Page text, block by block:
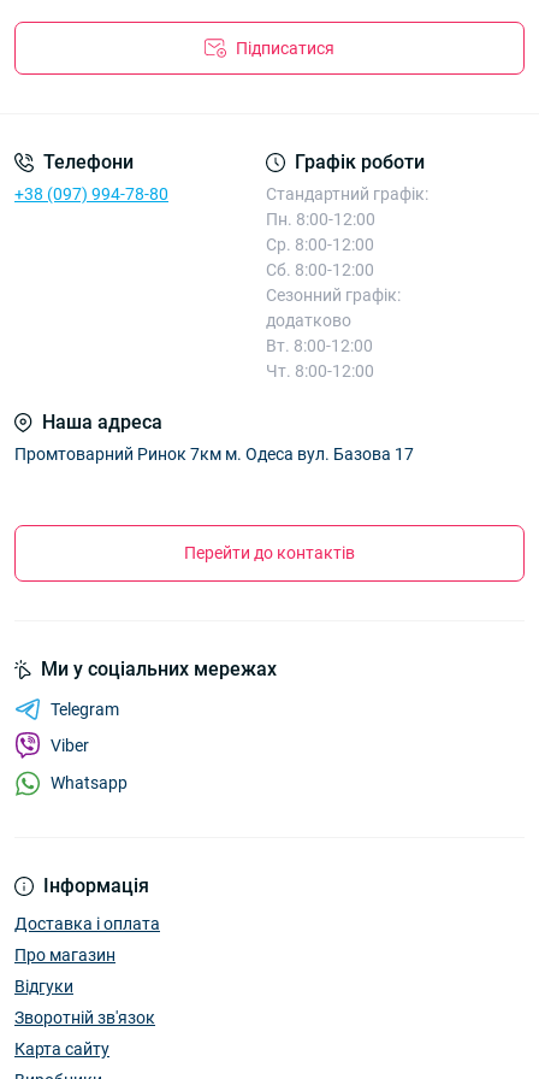
Підписатися
Телефони
+38 (097) 994-78-80
Графік роботи
Стандартний графік:
Пн. 8:00-12:00
Ср. 8:00-12:00
Сб. 8:00-12:00
Сезонний графік:
додатково
Вт. 8:00-12:00
Чт. 8:00-12:00
Наша адреса
Промтоварний Ринок 7км м. Одеса вул. Базова 17
Перейти до контактів
Інформація
Доставка і оплата
Про магазин
Відгуки
Зворотній зв'язок
Карта сайту
Ми у соціальних мережах
Telegram
Viber
Whatsapp